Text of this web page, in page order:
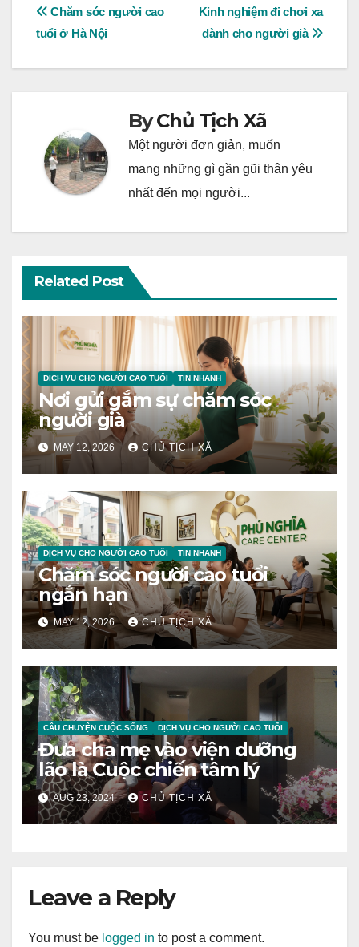
Post
navigation
Kinh nghiệm đi chơi xa
dành cho người già
Chăm sóc người cao
tuổi ở Hà Nội
ByChủ Tịch Xã
Một người đơn giản, muốn
mang những gì gần gũi thân yêu
nhất đến mọi người...
Related Post
DỊCH VỤ CHO NGƯỜI CAO TUỔI TIN NHANH
Nơi gửi gắm sự chăm sóc
người già
MAY 12, 2026 CHỦ TỊCH XÃ
DỊCH VỤ CHO NGƯỜI CAO TUỔI TIN NHANH
Chăm sóc người cao tuổi
ngắn hạn
MAY 12, 2026 CHỦ TỊCH XÃ
CÂU CHUYỆN CUỘC SỐNG DỊCH VỤ CHO NGƯỜI CAO TUỔI
Đưa cha mẹ vào viện dưỡng
lão là Cuộc chiến tâm lý
AUG 23, 2024 CHỦ TỊCH XÃ
Leave a Reply
You must be logged in to post a comment.